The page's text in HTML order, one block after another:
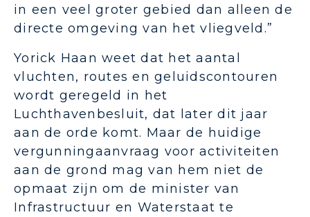
in een veel groter gebied dan alleen de
directe omgeving van het vliegveld.”
Yorick Haan weet dat het aantal
vluchten, routes en geluidscontouren
wordt geregeld in het
Luchthavenbesluit, dat later dit jaar
aan de orde komt. Maar de huidige
vergunningaanvraag voor activiteiten
aan de grond mag van hem niet de
opmaat zijn om de minister van
Infrastructuur en Waterstaat te